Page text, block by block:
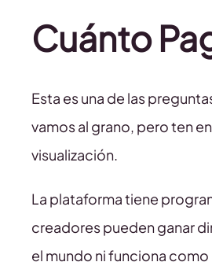
Cuánto
Esta es una de las
vamos al grano, pero ten
visualización.
La plataforma tiene
creadores pueden ganar
el mundo ni funciona